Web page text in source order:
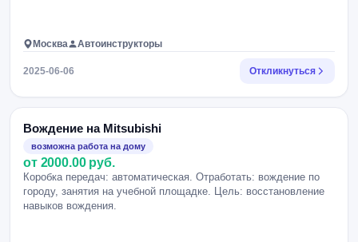
Москва Автоинструкторы
2025-06-06 Откликнуться
Вождение на Mitsubishi
возможна работа на дому
от 2000.00 руб.
Коробка передач: автоматическая. Отработать: вождение по
городу, занятия на учебной площадке. Цель: восстановление
навыков вождения.